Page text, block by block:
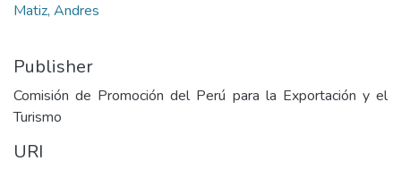
Matiz, Andres
Publisher
Comisión de Promoción del Perú para la Exportación y el
Turismo
URI